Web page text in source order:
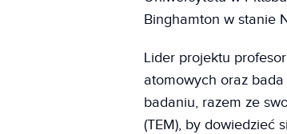
Binghamton w stanie
Lider projektu
atomowych oraz
badaniu, razem ze
(TEM), by dowiedzieć